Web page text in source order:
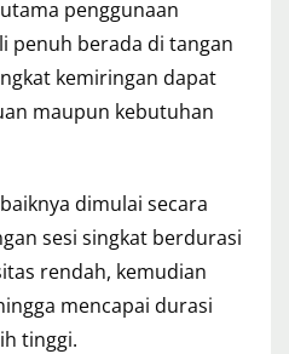
penggunaan
penuh berada di tangan
kemiringan dapat
maupun kebutuhan
dimulai secara
sesi singkat berdurasi
rendah, kemudian
mencapai durasi
tinggi.